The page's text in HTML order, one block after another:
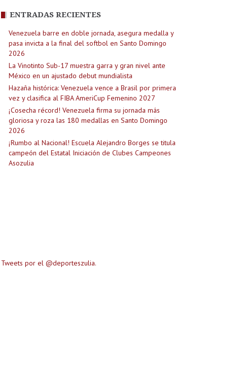
ENTRADAS RECIENTES
Venezuela barre en doble jornada, asegura medalla y
pasa invicta a la final del softbol en Santo Domingo
2026
La Vinotinto Sub-17 muestra garra y gran nivel ante
México en un ajustado debut mundialista
Hazaña histórica: Venezuela vence a Brasil por primera
vez y clasifica al FIBA AmeriCup Femenino 2027
¡Cosecha récord! Venezuela firma su jornada más
gloriosa y roza las 180 medallas en Santo Domingo
2026
¡Rumbo al Nacional! Escuela Alejandro Borges se titula
campeón del Estatal Iniciación de Clubes Campeones
Asozulia
Tweets por el @deporteszulia.